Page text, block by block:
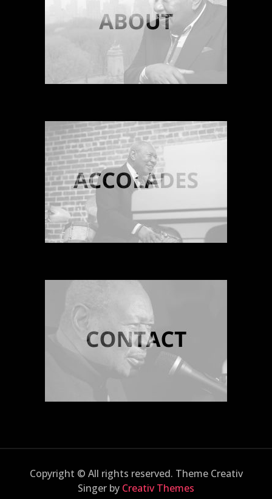
Copyright © All rights reserved. Theme Creativ
Singer by Creativ Themes